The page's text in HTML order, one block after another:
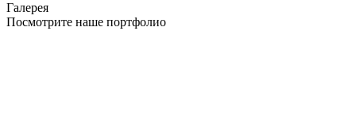
Галерея
Посмотрите наше портфолио